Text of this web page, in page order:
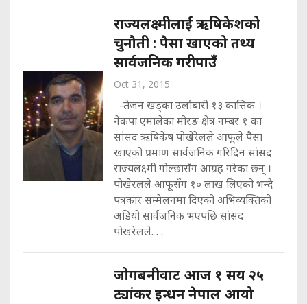
राज्यलक्ष्मीलाई ऋषिकेशको
चुनौती : पैसा खाएको तथ्य
सार्वजनिक गरीपाउँ
Oct 31, 2015
-तेजन खड्का उर्लाबारी १३ कात्तिक ।
नेकपा एमालेका मोरङ क्षेत्र नम्बर १ का
सांसद ऋषिकेष पोखेरेलले आफूले पैसा
खाएको प्रमाण सार्वजनिक गरिदिन सांसद
राज्यलक्ष्मी गोल्छासँग आग्रह गरेका छन् ।
पोखेरलले आफूसँग १० लाख लिएको भन्दै
पत्रकार सम्मेलनमा दिएको अभिव्यक्तिको
अडियो सार्वजनिक भएपछि सांसद
पोखरेलले. . .
जोगबनीवाट आज १ सय २५
ट्यांकर इन्धन नेपाल आयो